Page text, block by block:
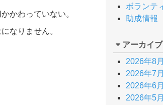
かわっていない。
なりません。
ボランテ
助成情報
アーカイブ
2026年8月
2026年7月
2026年6月
2026年5月